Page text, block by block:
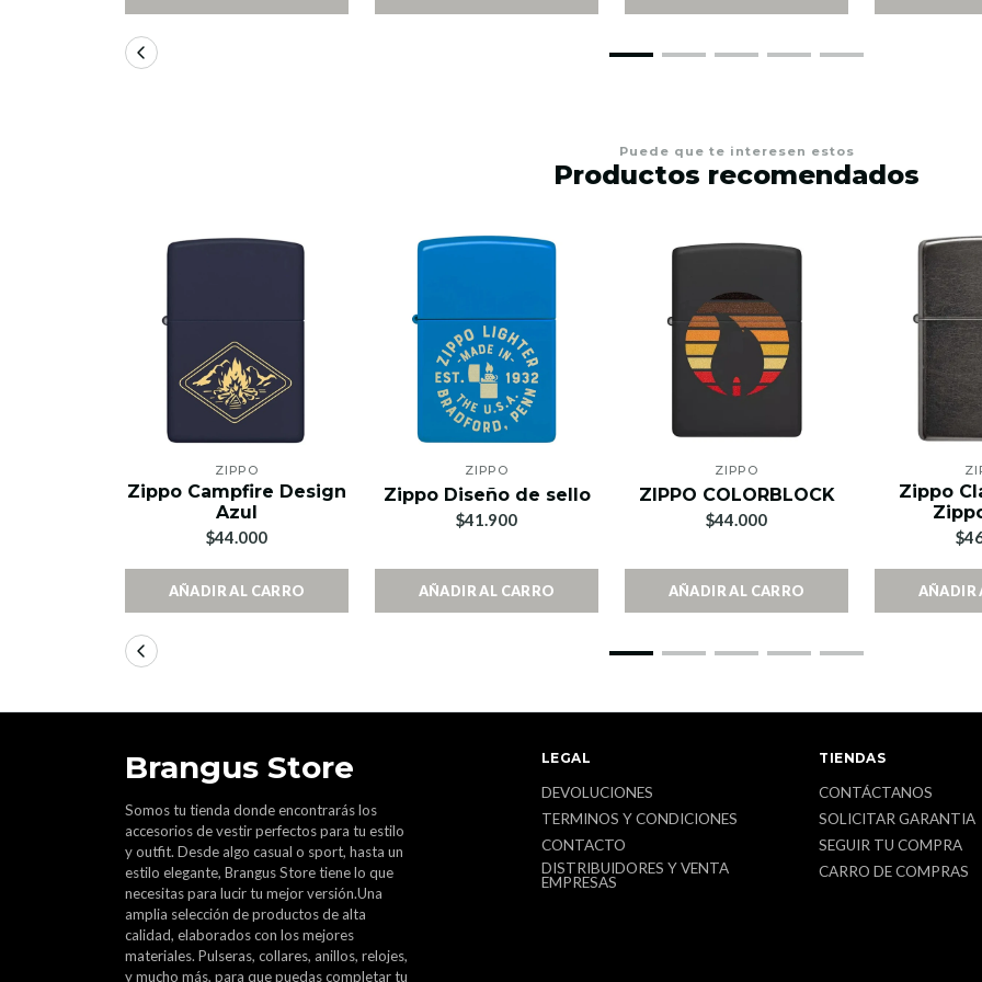
Puede que te interesen estos
Productos recomendados
ZIPPO
Zippo Campfire Design
Azul
$44.000
AÑADIR AL CARRO
ZIPPO
Zippo Diseño de sello
$41.900
AÑADIR AL CARRO
ZIPPO
ZIPPO COLORBLOCK
$44.000
AÑADIR AL CARRO
Zippo
AÑADIR
Brangus Store
Somos tu tienda donde encontrarás los
accesorios de vestir perfectos para tu estilo
y outfit. Desde algo casual o sport, hasta un
estilo elegante, Brangus Store tiene lo que
necesitas para lucir tu mejor versión.Una
amplia selección de productos de alta
calidad, elaborados con los mejores
materiales. Pulseras, collares, anillos, relojes,
y mucho más, para que puedas completar tu
LEGAL
DEVOLUCIONES
TERMINOS Y CONDICIONES
CONTACTO
DISTRIBUIDORES Y VENTA
EMPRESAS
TIENDAS
CONTÁCTANOS
SOLICITAR GARANTIA
SEGUIR TU COMPRA
CARRO DE COMPRAS